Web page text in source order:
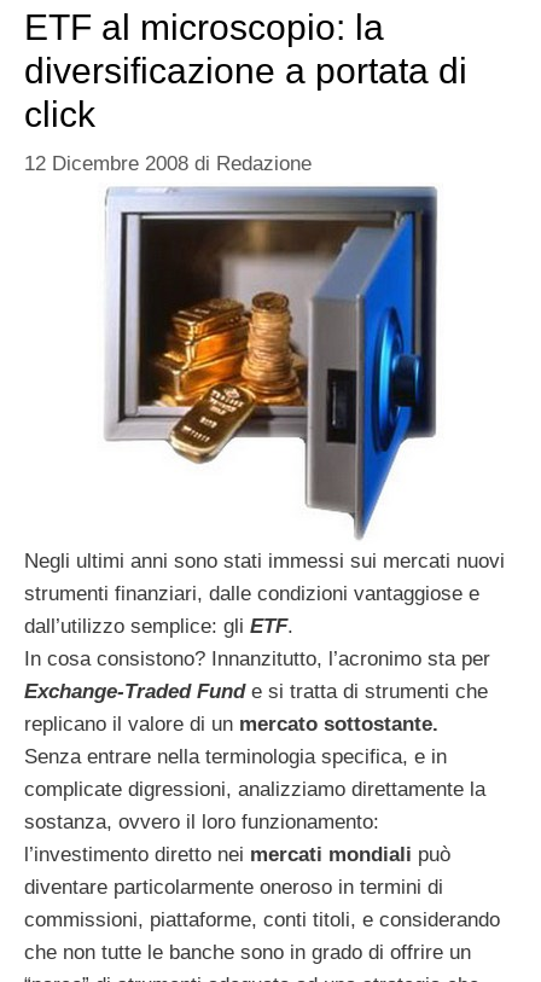
ETF al microscopio: la
diversificazione a portata di
click
12 Dicembre 2008 di Redazione
Negli ultimi anni sono stati immessi sui mercati nuovi
strumenti finanziari, dalle condizioni vantaggiose e
dall’utilizzo semplice: gli ETF.
In cosa consistono? Innanzitutto, l’acronimo sta per
Exchange-Traded Funde si tratta di strumenti che
replicano il valore di un mercato sottostante.
Senza entrare nella terminologia specifica, e in
complicate digressioni, analizziamo direttamente la
sostanza, ovvero il loro funzionamento:
l’investimento diretto nei mercati mondiali può
diventare particolarmente oneroso in termini di
commissioni, piattaforme, conti titoli, e considerando
che non tutte le banche sono in grado di offrire un